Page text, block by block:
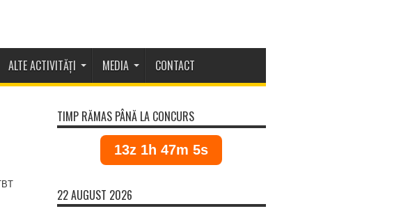
ALTE ACTIVITĂȚI MEDIA CONTACT
TIMP RĂMAS PÂNĂ LA CONCURS
13z 1h 47m 5s
22 AUGUST 2026